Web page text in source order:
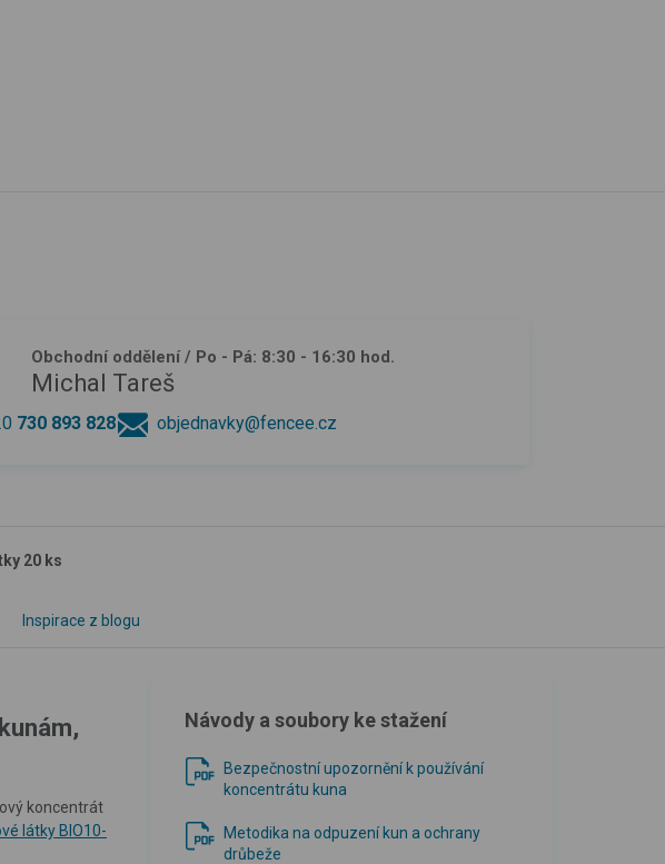
Obchodní oddělení / Po - Pá: 8:30 - 16:30 hod.
Michal Tareš
730 893 828 objednavky@fencee.cz
20 ks
Inspirace z blogu
koncentrát
látky BIO10-
Návody a soubory ke stažení
Bezpečnostní upozornění k používání
koncentrátu kuna
Metodika na odpuzení kun a ochrany
drůbeže